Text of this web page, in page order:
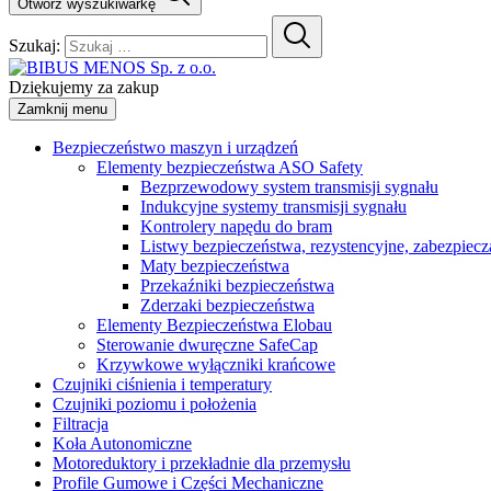
Otwórz wyszukiwarkę
Szukaj:
Dziękujemy za zakup
Zamknij menu
Bezpieczeństwo maszyn i urządzeń
Elementy bezpieczeństwa ASO Safety
Bezprzewodowy system transmisji sygnału
Indukcyjne systemy transmisji sygnału
Kontrolery napędu do bram
Listwy bezpieczeństwa, rezystencyjne,
Maty bezpieczeństwa
Przekaźniki bezpieczeństwa
Zderzaki bezpieczeństwa
Elementy Bezpieczeństwa Elobau
Sterowanie dwuręczne SafeCap
Krzywkowe wyłączniki krańcowe
Czujniki ciśnienia i temperatury
Czujniki poziomu i położenia
Filtracja
Koła Autonomiczne
Motoreduktory i przekładnie dla przemysłu
Profile Gumowe i Części Mechaniczne